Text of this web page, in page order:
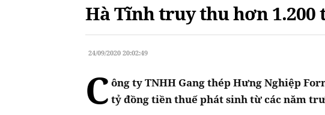
Hà Tĩnh truy thu hơn 1.200
24/09/2020 20:02:49
C ông ty TNHH Gang thép Hưng Nghiệp
tỷ đồng tiền thuế phát sinh từ các năm